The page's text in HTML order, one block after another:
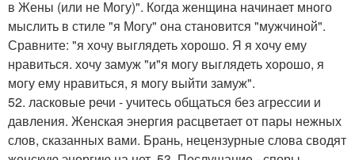
в Жены (или не Могу)". Когда женщина начинает много
мыслить в стиле "я Могу" она становится "мужчиной".
Сравните: "я хочу выглядеть хорошо. Я я хочу ему
нравиться. хочу замуж "и"я могу выглядеть хорошо, я
могу ему нравиться, я могу выйти замуж".
52. ласковые речи - учитесь общаться без агрессии и
давления. Женская энергия расцветает от пары нежных
слов, сказанных вами. Брань, нецензурные слова сводят